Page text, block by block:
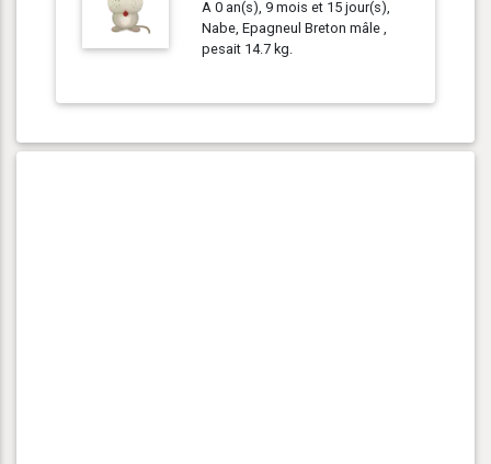
A 0 an(s), 9 mois et 15 jour(s),
Nabe, Epagneul Breton mâle ,
pesait 14.7 kg.